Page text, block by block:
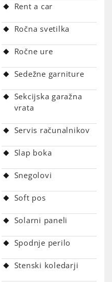
Rent a car
Ročna svetilka
Ročne ure
Sedežne garniture
Sekcijska garažna
vrata
Servis računalnikov
Slap boka
Snegolovi
Soft pos
Solarni paneli
Spodnje perilo
Stenski koledarji